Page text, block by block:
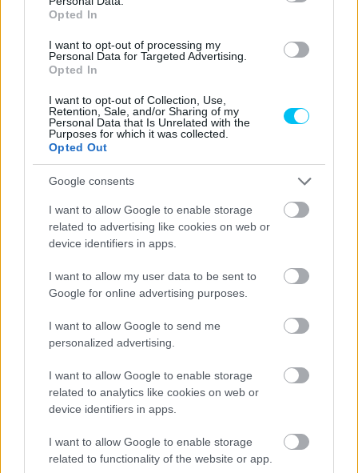
Opted In
I want to opt-out of processing my
Personal Data for Targeted Advertising.
Opted In
I want to opt-out of Collection, Use,
Retention, Sale, and/or Sharing of my
Personal Data that Is Unrelated with the
Purposes for which it was collected.
Opted Out
Google consents
I want to allow Google to enable storage
related to advertising like cookies on web or
device identifiers in apps.
I want to allow my user data to be sent to
Google for online advertising purposes.
I want to allow Google to send me
personalized advertising.
I want to allow Google to enable storage
related to analytics like cookies on web or
device identifiers in apps.
I want to allow Google to enable storage
related to functionality of the website or app.